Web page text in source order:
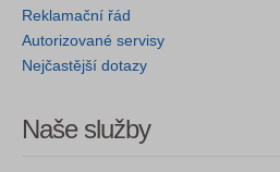
Reklamační řád
Autorizované servisy
Nejčastější dotazy
Naše služby